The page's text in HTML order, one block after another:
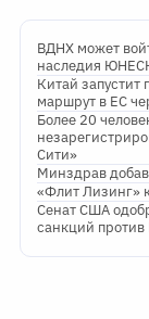
ВДНХ может
наследия
Китай
маршрут в ЕС
Более 20
Сити»
Минздрав
«Флит Лизинг»
Сенат США
санкций